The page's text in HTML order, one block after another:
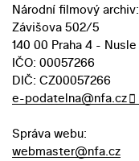
Národní filmový archiv:
Závišova 502/5
140 00 Praha 4 - Nusle
IČO: 00057266
DIČ: CZ00057266
e-podatelna@nfa.cz
Správa webu:
webmaster@nfa.cz